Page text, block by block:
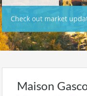
Check out market
Maison